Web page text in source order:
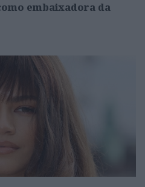
embaixadora da